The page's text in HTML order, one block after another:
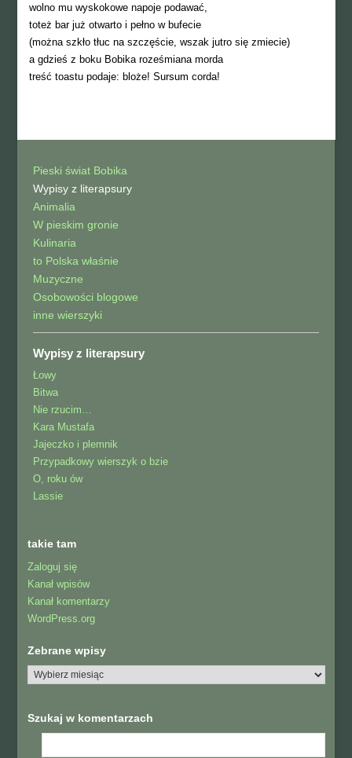
wolno mu wyskokowe napoje podawać,
toteż bar już otwarto i pełno w bufecie
(można szkło tłuc na szczęście, wszak jutro się zmiecie)
a gdzieś z boku Bobika roześmiana morda
treść toastu podaje: bloże! Sursum corda!
Pieski świat Bobika
Wypisy z literapsury
Animalia
W pieskim gronie
Kulinaria
to Polska właśnie
Muzyczne
Osobowości blogowe
inne wierszyki
Wypisy z literapsury
Łowy
Bitwa
Nie rzucim…
Kara Mustafa
Jajeczko i plemnik
Przypadkowy wierszyk o bzie
O, roku ów
Lassie
takie tam
Zaloguj się
Kanał wpisów
Kanał komentarzy
WordPress.org
Zebrane wpisy
Szukaj w komentarzach